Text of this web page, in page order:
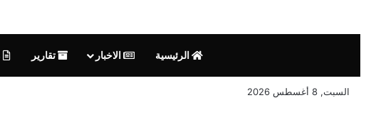
الرئيسية الاخبار تقارير
السبت, 8 أغسطس 2026